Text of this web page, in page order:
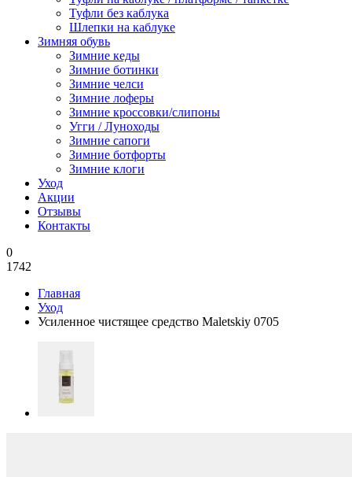
Туфли без каблука
Шлепки на каблуке
Зимняя обувь
Зимние кеды
Зимние ботинки
Зимние челси
Зимние лоферы
Зимние кроссовки/слипоны
Угги / Луноходы
Зимние сапоги
Зимние ботфорты
Зимние клоги
Уход
Акции
Отзывы
Контакты
0
1742
Главная
Уход
Усиленное чистящее средство Maletskiy 0705